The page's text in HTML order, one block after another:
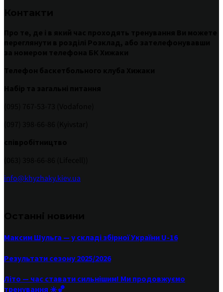
info@khyzhaky.kiev.ua
Максим Шульга — у складі збірної України U-16
Результати сезону 2025/2026
Літо — час ставати сильнішим! Ми продовжуємо
тренування ☀️🏀